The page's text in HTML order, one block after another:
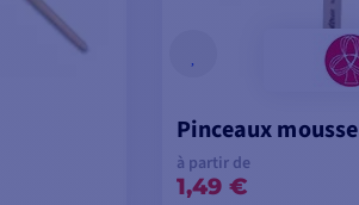
Pinceaux mousse
à partir de
1,49 €